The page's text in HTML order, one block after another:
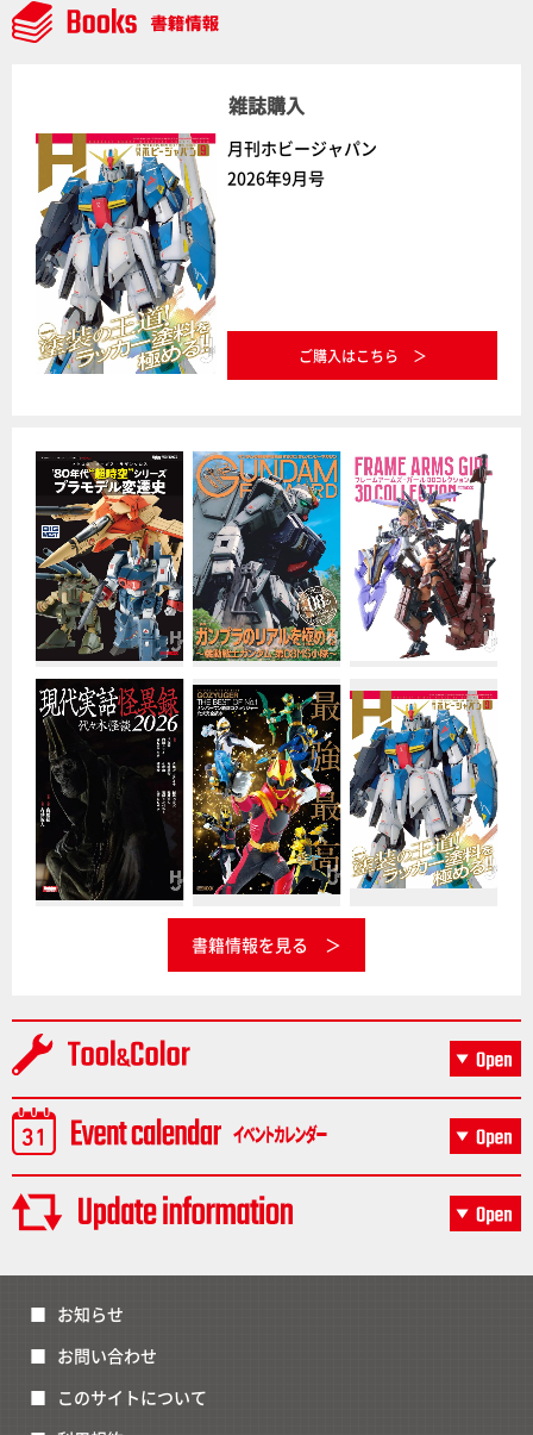
中】
雑誌購入
月刊ホビージャパン
2026年9月号
ご購入はこちら
書籍情報を見る
お知らせ
お問い合わせ
このサイトについて